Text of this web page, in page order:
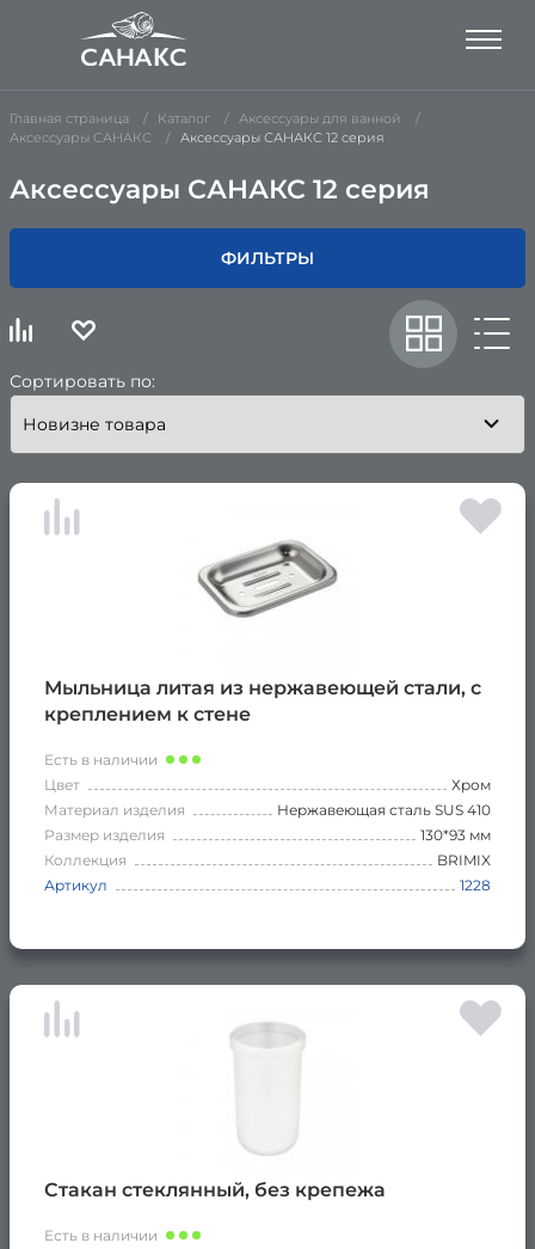
Главная страница Каталог
Аксессуары для ванной
Аксессуары САНАКС
Аксессуары САНАКС 12 серия
Аксессуары САНАКС 12 серия
ФИЛЬТРЫ
Сортировать по:
Мыльница литая из нержавеющей стали, с
креплением к стене
Есть в наличии
Цвет
Хром
Материал изделия
Нержавеющая сталь SUS 410
Размер изделия
130*93 мм
Коллекция
BRIMIX
Артикул
1228
Стакан стеклянный, без крепежа
Есть в наличии